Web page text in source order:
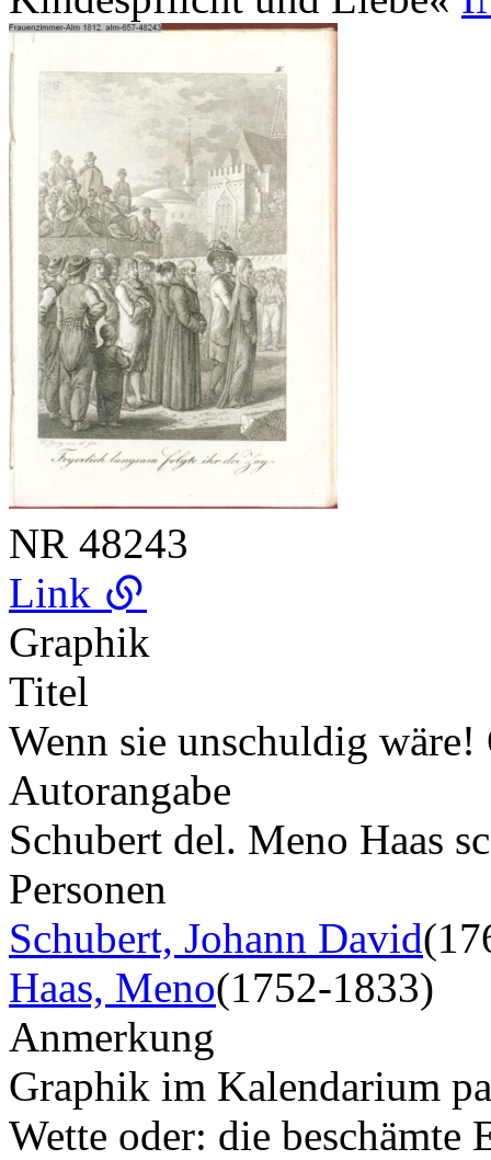
NR 48243
Link
Graphik
Titel
Wenn sie unschuldig
Autorangabe
Schubert del. Meno Haas
Personen
Schubert, Johann David
Haas, Meno(1752-1833)
Anmerkung
Graphik im Kalendarium
Wette oder: die beschämte